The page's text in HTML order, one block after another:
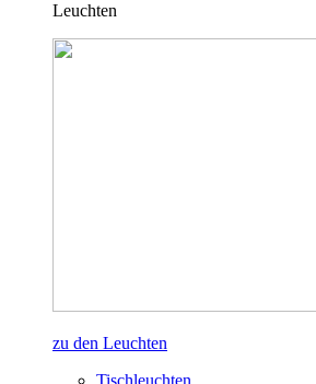
Leuchten
zu den Leuchten
Tischleuchten